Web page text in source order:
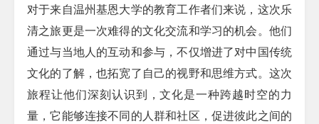
对于来自温州基恩大学的教育工作者们来说，这次乐
清之旅更是一次难得的文化交流和学习的机会。他们
通过与当地人的互动和参与，不仅增进了对中国传统
文化的了解，也拓宽了自己的视野和思维方式。这次
旅程让他们深刻认识到，文化是一种跨越时空的力
量，它能够连接不同的人群和社区，促进彼此之间的